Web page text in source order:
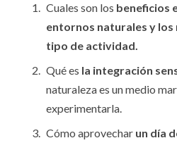
Cuales son los beneficios
entornos naturales y
tipo de actividad.
Qué es la integración
naturaleza es un medio
experimentarla.
Cómo aprovechar un día